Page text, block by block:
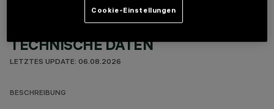
TECHNISCHE DATEN
LETZTES UPDATE: 06.08.2026
BESCHREIBUNG
Cookie-Einstellungen